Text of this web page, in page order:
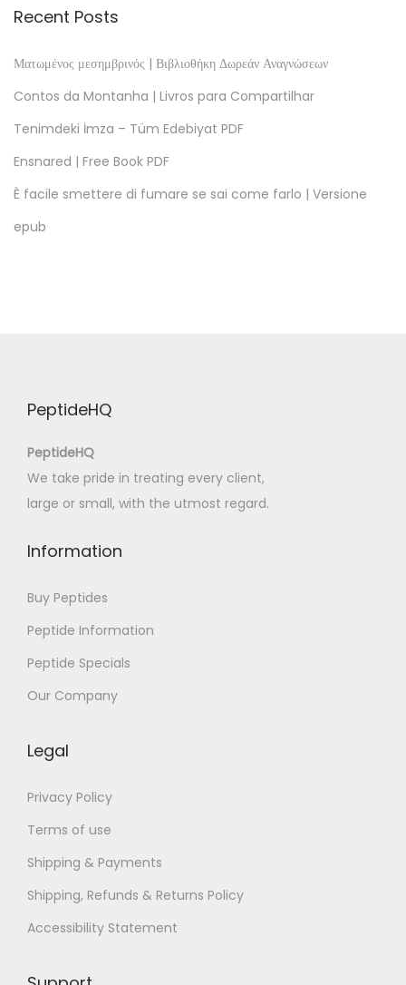
U
z
o
w
i
Recent Posts
Ματωμένος μεσημβρινός | Βιβλιοθήκη Δωρεάν Αναγνώσεων
Contos da Montanha | Livros para Compartilhar
Tenimdeki İmza – Tüm Edebiyat PDF
Ensnared | Free Book PDF
È facile smettere di fumare se sai come farlo | Versione
epub
PeptideHQ
PeptideHQ
We take pride in treating every client,
large or small, with the utmost regard.
Information
Buy Peptides
Peptide Information
Peptide Specials
Our Company
Legal
Privacy Policy
Terms of use
Shipping & Payments
Shipping, Refunds & Returns Policy
Accessibility Statement